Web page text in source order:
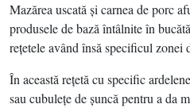
Mazărea uscată şi carnea de porc
produsele de bază întâlnite în
reţetele având însă specificul zonei
În această reţetă cu specific
sau cubuleţe de şuncă pentru a da